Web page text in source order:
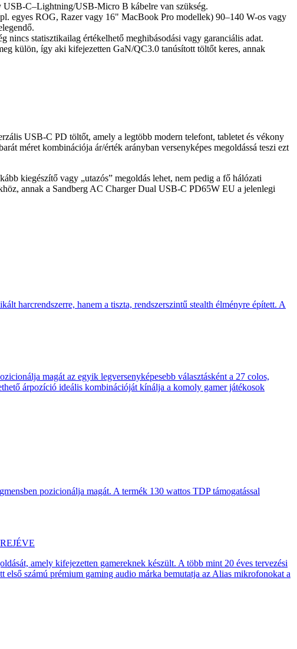
USB‑Micro B kábelre van szükség.
egyes ROG, Razer vagy 16" MacBook Pro modellek) 90–140 W-os vagy
statisztikailag értékelhető meghibásodási vagy garanciális adat.
külön, így aki kifejezetten GaN/QC3.0 tanúsított töltőt keres, annak
USB‑C PD töltőt, amely a legtöbb modern telefont, tabletet és vékony
méret kombinációja ár/érték arányban versenyképes megoldássá teszi ezt
kiegészítő vagy „utazós” megoldás lehet, nem pedig a fő hálózati
annak a Sandberg AC Charger Dual USB-C PD65W EU a jelenlegi
harcrendszerre, hanem a tiszta, rendszerszintű stealth élményre épített. A
magát az egyik legversenyképesebb választásként a 27 colos,
árpozíció ideális kombinációját kínálja a komoly gamer játékosok
pozicionálja magát. A termék 130 wattos TDP támogatással
amely kifejezetten gamereknek készült. A több mint 20 éves tervezési
első számú prémium gaming audio márka bemutatja az Alias mikrofonokat a